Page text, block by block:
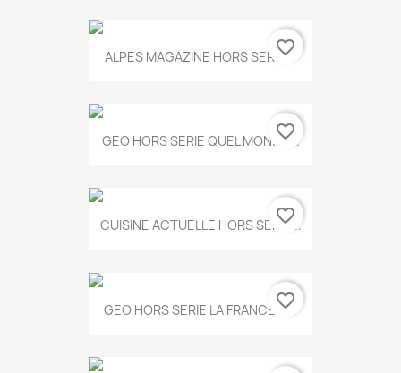
ALPES MAGAZINE HORS SERIE...
favorite_border
GEO HORS SERIE QUEL MONDE...
favorite_border
CUISINE ACTUELLE HORS SERIE...
favorite_border
GEO HORS SERIE LA FRANCE A...
favorite_border